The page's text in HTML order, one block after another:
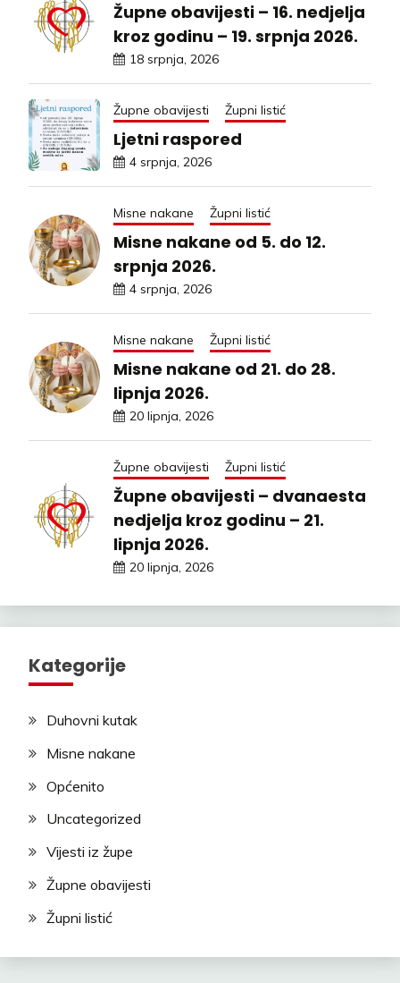
Župne obavijesti – 16. nedjelja
kroz godinu – 19. srpnja 2026.
18 srpnja, 2026
Župne obavijesti Župni listić
Ljetni raspored
4 srpnja, 2026
Misne nakane Župni listić
Misne nakane od 5. do 12.
srpnja 2026.
4 srpnja, 2026
Misne nakane Župni listić
Misne nakane od 21. do 28.
lipnja 2026.
20 lipnja, 2026
Župne obavijesti Župni listić
Župne obavijesti – dvanaesta
nedjelja kroz godinu – 21.
lipnja 2026.
20 lipnja, 2026
Kategorije
Duhovni kutak
Misne nakane
Općenito
Uncategorized
Vijesti iz župe
Župne obavijesti
Župni listić